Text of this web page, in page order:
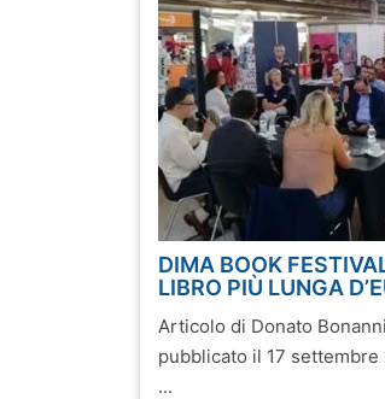
DIMA BOOK
LIBRO PIÙ LUNGA
Articolo di Donato
pubblicato il 17 settembre
...